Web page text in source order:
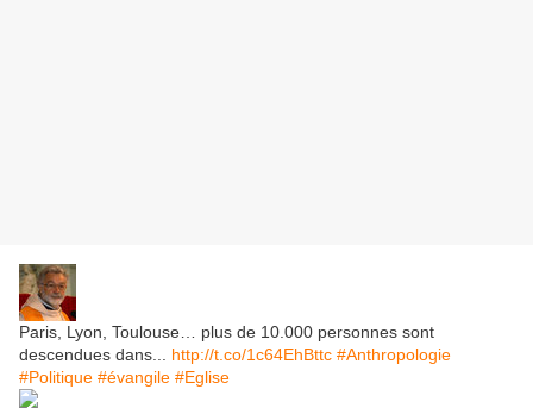
Paris, Lyon, Toulouse… plus de 10.000 personnes sont
descendues dans... http://t.co/1c64EhBttc #Anthropologie
#Politique #évangile #Eglise